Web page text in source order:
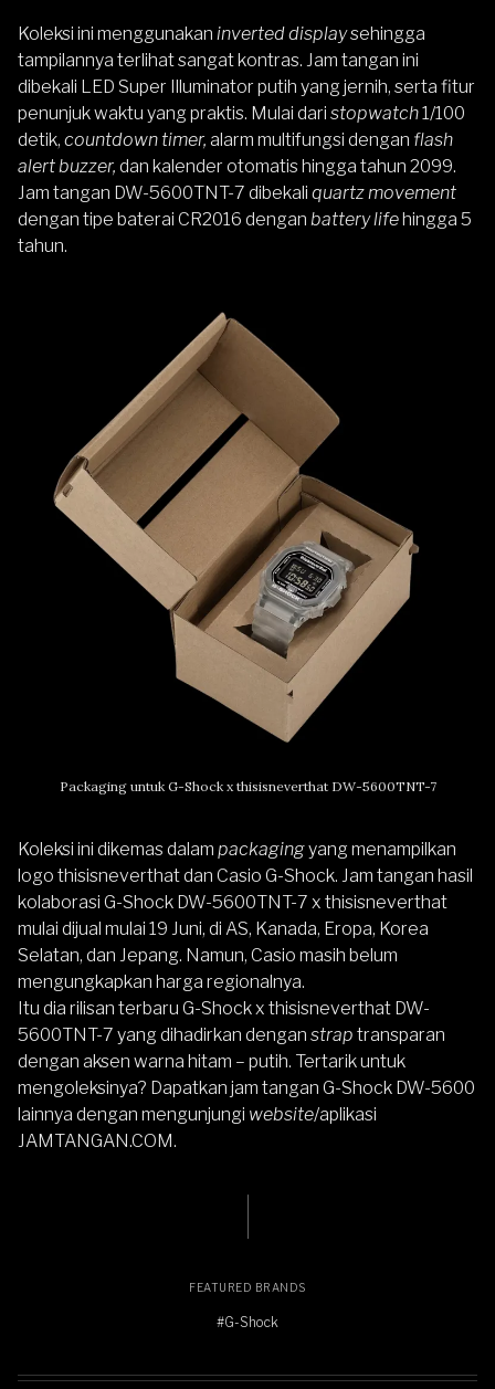
Koleksi ini menggunakan inverted displaysehingga
tampilannya terlihat sangat kontras. Jam tangan ini
dibekali LED Super Illuminator putih yang jernih, serta fitur
penunjuk waktu yang praktis. Mulai dari stopwatch1/100
detik, countdown timer, alarm multifungsi dengan flash
alert buzzer, dan kalender otomatis hingga tahun 2099.
Jam tangan DW-5600TNT-7 dibekali quartz movement
dengan tipe baterai CR2016 dengan battery lifehingga 5
tahun.
Packaging untuk G-Shock x thisisneverthat DW-5600TNT-7
Koleksi ini dikemas dalam packagingyang menampilkan
logo thisisneverthat dan Casio G-Shock. Jam tangan hasil
kolaborasi G-Shock DW-5600TNT-7 x thisisneverthat
mulai dijual mulai 19 Juni, di AS, Kanada, Eropa, Korea
Selatan, dan Jepang. Namun, Casio masih belum
mengungkapkan harga regionalnya.
Itu dia rilisan terbaru G-Shock x thisisneverthat DW-
5600TNT-7 yang dihadirkan dengan strap transparan
dengan aksen warna hitam – putih. Tertarik untuk
mengoleksinya? Dapatkan jam tangan G-Shock DW-5600
lainnya dengan mengunjungi website/aplikasi
JAMTANGAN.COM.
FEATURED BRANDS
#G-Shock